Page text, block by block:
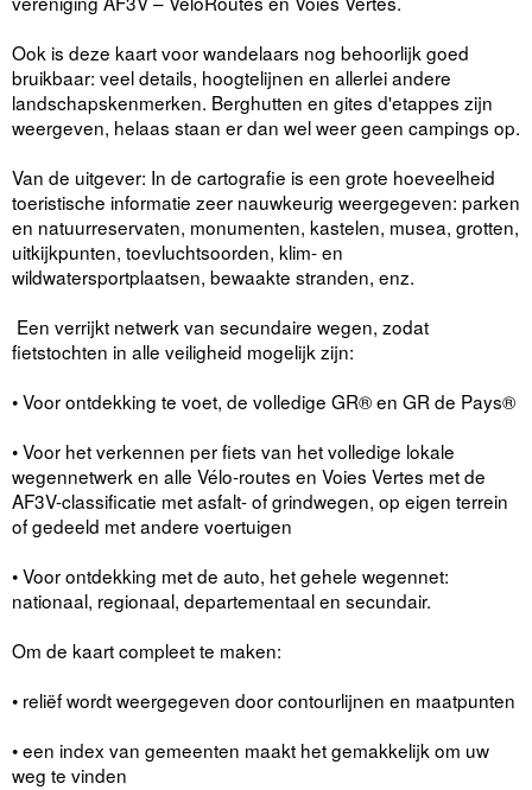
Ook is deze kaart voor wandelaars nog behoorlijk goed
bruikbaar: veel details, hoogtelijnen en allerlei andere
landschapskenmerken. Berghutten en gites d'etappes zijn
weergeven, helaas staan er dan wel weer geen campings op.
Van de uitgever: In de cartografie is een grote hoeveelheid
toeristische informatie zeer nauwkeurig weergegeven: parken
en natuurreservaten, monumenten, kastelen, musea, grotten,
uitkijkpunten, toevluchtsoorden, klim- en
wildwatersportplaatsen, bewaakte stranden, enz.
Een verrijkt netwerk van secundaire wegen, zodat
fietstochten in alle veiligheid mogelijk zijn:
• Voor ontdekking te voet, de volledige GR® en GR de Pays®
• Voor het verkennen per fiets van het volledige lokale
wegennetwerk en alle Vélo-routes en Voies Vertes met de
AF3V-classificatie met asfalt- of grindwegen, op eigen terrein
of gedeeld met andere voertuigen
• Voor ontdekking met de auto, het gehele wegennet:
nationaal, regionaal, departementaal en secundair.
Om de kaart compleet te maken:
• reliëf wordt weergegeven door contourlijnen en maatpunten
• een index van gemeenten maakt het gemakkelijk om uw
weg te vinden